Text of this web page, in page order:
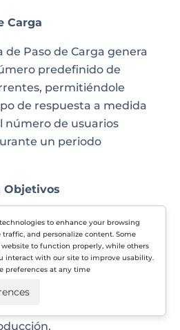
Carga
de Paso de Carga genera
predefinido de
permitiéndole
de respuesta a medida
número de usuarios
un periodo
Objetivos
en Objetivos le permite
los usuarios
tasa requerida de
tipo de prueba se
para validar
de Servicio (SLAs) en
to enhance your browsing
and personalize content. Some
website to function properly, while others
interact with our site to improve usability.
preferences at any time